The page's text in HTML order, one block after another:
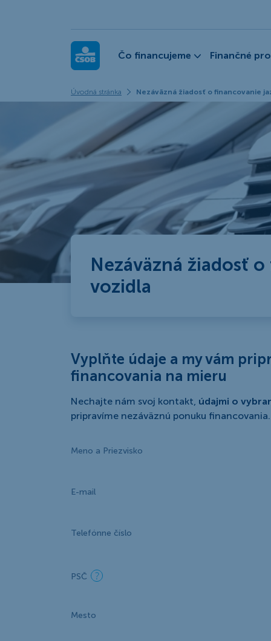
ČSOB Leasing
Čo financujeme Finančné
Úvodná stránka Nezáväzná žiadosť o financovanie
Nezáväzná žiadosť
vozidla
Vyplňte údaje a my vám
financovania na mieru
Nechajte nám svoj kontakt, údajmi o
pripravíme nezáväznú ponuku financovania.
Meno a Priezvisko
E-mail
Telefónne číslo
PSČ
Mesto